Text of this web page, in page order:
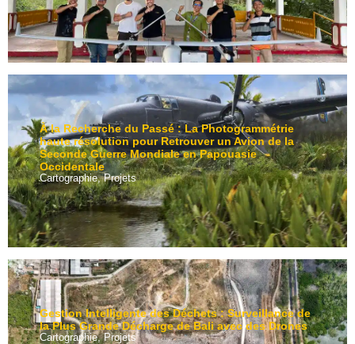
À la Recherche du Passé : La Photogrammétrie
haute résolution pour Retrouver un Avion de la
Seconde Guerre Mondiale en Papouasie
Occidentale
Cartographie,Projets
Gestion Intelligente des Déchets : Surveillance de
la Plus Grande Décharge de Bali avec des Drones
Cartographie,Projets